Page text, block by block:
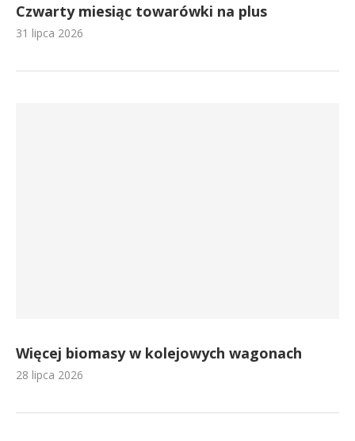
Czwarty miesiąc towarówki na plus
31 lipca 2026
Więcej biomasy w kolejowych wagonach
28 lipca 2026